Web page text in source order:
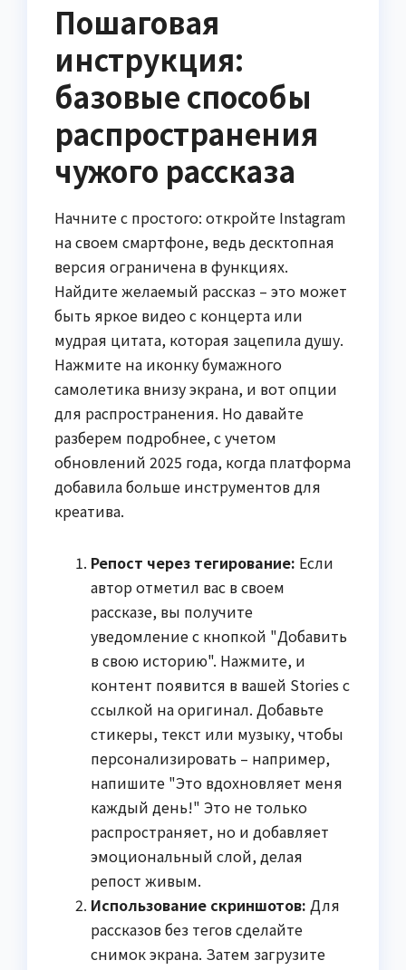
Пошаговая
инструкция:
базовые способы
распространения
чужого рассказа
Начните с простого: откройте Instagram
на своем смартфоне, ведь десктопная
версия ограничена в функциях.
Найдите желаемый рассказ – это может
быть яркое видео с концерта или
мудрая цитата, которая зацепила душу.
Нажмите на иконку бумажного
самолетика внизу экрана, и вот опции
для распространения. Но давайте
разберем подробнее, с учетом
обновлений 2025 года, когда платформа
добавила больше инструментов для
креатива.
Репост через тегирование: Если
автор отметил вас в своем
рассказе, вы получите
уведомление с кнопкой "Добавить
в свою историю". Нажмите, и
контент появится в вашей Stories с
ссылкой на оригинал. Добавьте
стикеры, текст или музыку, чтобы
персонализировать – например,
напишите "Это вдохновляет меня
каждый день!" Это не только
распространяет, но и добавляет
эмоциональный слой, делая
репост живым.
Использование скриншотов: Для
рассказов без тегов сделайте
снимок экрана. Затем загрузите